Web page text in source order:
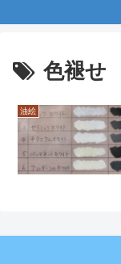
色褪せ
油絵